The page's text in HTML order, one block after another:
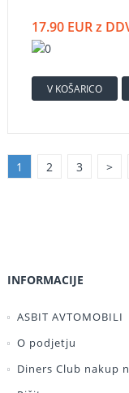
17.90 EUR z
V KOŠARICO
1 2 3 >
INFORMACIJE
ASBIT AVTOMOBILI
O podjetju
Diners Club nakup